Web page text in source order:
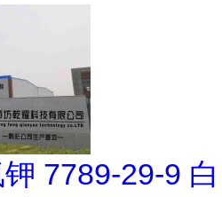
7789-29-9 白